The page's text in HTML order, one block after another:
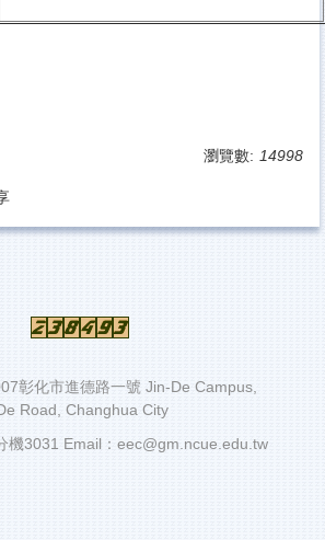
瀏覽數: 14998
彰化市進德路一號 Jin-De Campus,
Road, Changhua City
機3031 Email：eec@gm.ncue.edu.tw